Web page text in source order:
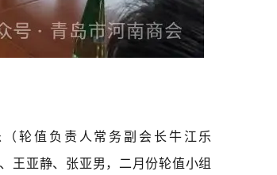
轮值负责人常务副会长牛江乐
王亚静、张亚男，二月份轮值小组